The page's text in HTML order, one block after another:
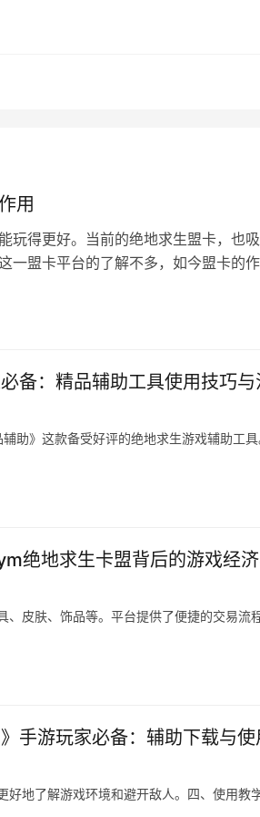
用
玩得更好。当前的绝地求生盟卡，也吸
一盟卡平台的了解不多，如今盟卡的作
备：精品辅助工具使用技巧与
助》这款备受好评的绝地求生游戏辅助工
绝地求生卡盟背后的游戏经
皮肤、饰品等。平台提供了便捷的交易流
手游玩家必备：辅助下载与使
好地了解游戏环境和避开敌人。四、使用教